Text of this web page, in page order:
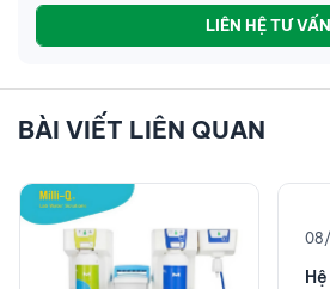
LIÊN HỆ TƯ VẤN
BÀI VIẾT LIÊN QUAN